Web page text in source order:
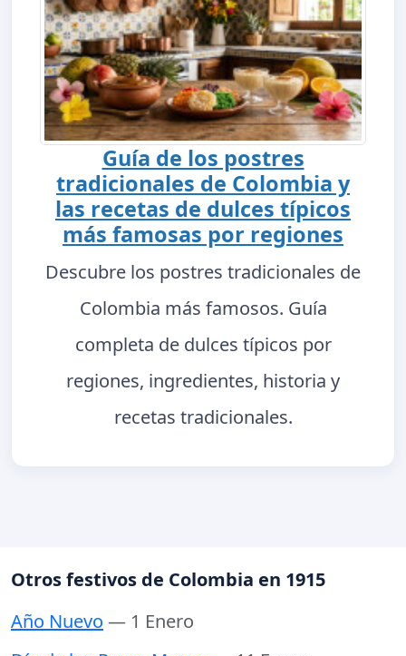
Guía de los postres
tradicionales de Colombia y
las recetas de dulces típicos
más famosas por regiones
Descubre los postres tradicionales de
Colombia más famosos. Guía
completa de dulces típicos por
regiones, ingredientes, historia y
recetas tradicionales.
Otros festivos de Colombia en 1915
Año Nuevo — 1 Enero